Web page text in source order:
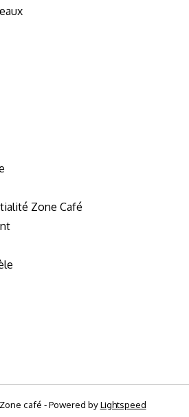
Zone Café
café - Powered byLightspeed